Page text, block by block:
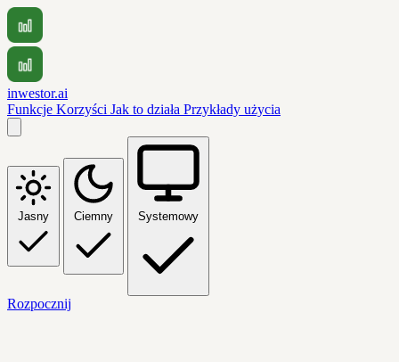
inwestor.ai
Funkcje Korzyści Jak to działa Przykłady użycia
Jasny Ciemny Systemowy
Rozpocznij